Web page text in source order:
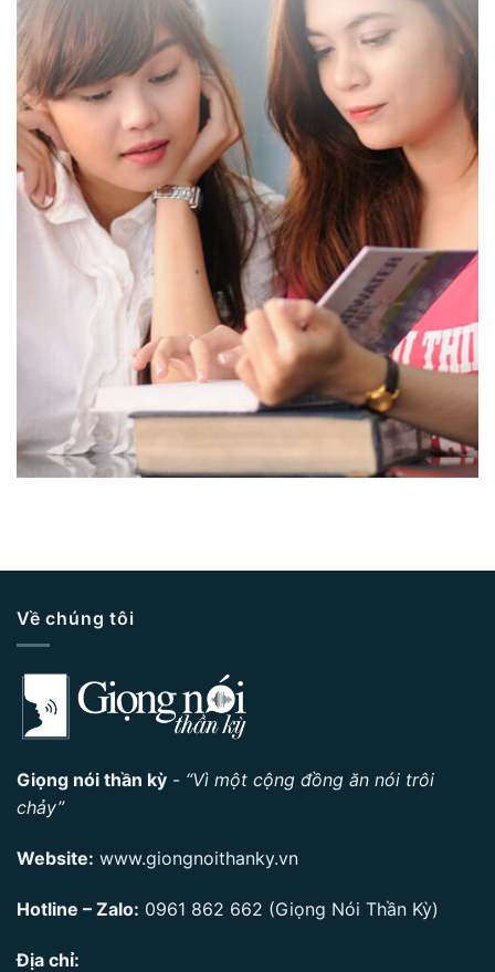
Về chúng tôi
Giọng nói thần kỳ - “Vì một cộng đồng ăn nói trôi
chảy”
Website: www.giongnoithanky.vn
Hotline – Zalo: 0961 862 662 (Giọng Nói Thần Kỳ)
Địa chỉ: